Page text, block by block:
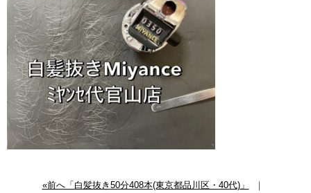
«前へ「白髪抜き50分408本(東京都品川区・40代)」 ｜